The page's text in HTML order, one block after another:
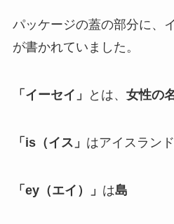
パッケージの蓋の部分に、
が書かれていました。
「イーセイ」 とは、 女性の
「is（イス」 はアイスラン
「ey（エイ）」 は島